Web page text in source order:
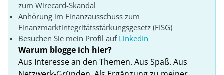
zum Wirecard-Skandal
Anhörung im Finanzausschuss zum
Finanzmarktintegritätsstärkungsgesetz (FISG)
Besuchen Sie mein Profil auf LinkedIn
Warum blogge ich hier?
Aus Interesse an den Themen. Aus Spaß. Aus